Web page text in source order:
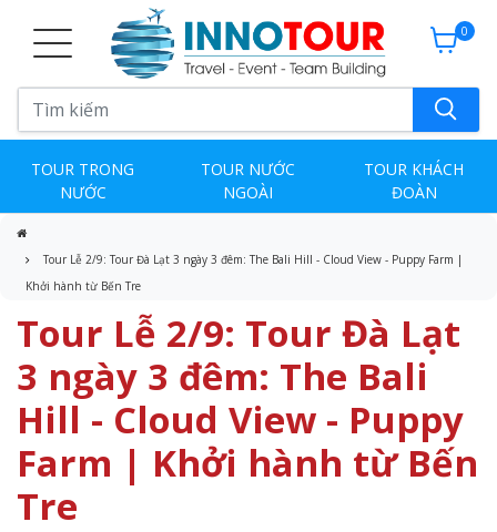
0
TOUR TRONG
NƯỚC
TOUR NƯỚC
NGOÀI
TOUR KHÁCH
ĐOÀN
Tour Lễ 2/9: Tour Đà Lạt 3 ngày 3 đêm: The Bali Hill - Cloud View - Puppy Farm |
Khởi hành từ Bến Tre
Tour Lễ 2/9: Tour Đà Lạt
3 ngày 3 đêm: The Bali
Hill - Cloud View - Puppy
Farm | Khởi hành từ Bến
Tre